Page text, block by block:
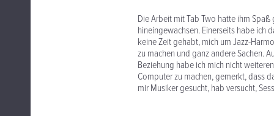
Die Arbeit mit Tab Two hatte ihm
hineingewachsen. Einerseits habe ich
keine Zeit gehabt, mich um Jazz-
zu machen und ganz andere Sachen.
Beziehung habe ich mich nicht
Computer zu machen, gemerkt, dass
mir Musiker gesucht, hab versucht,